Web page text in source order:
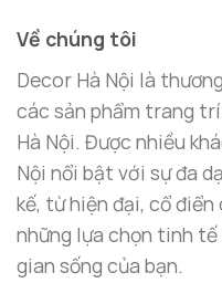
Về chúng tôi
Decor Hà Nội là
các sản phẩm trang
Hà Nội. Được nhiều
Nội nổi bật với sự đa
kế, từ hiện đại, cổ
những lựa chọn tinh
gian sống của bạn.